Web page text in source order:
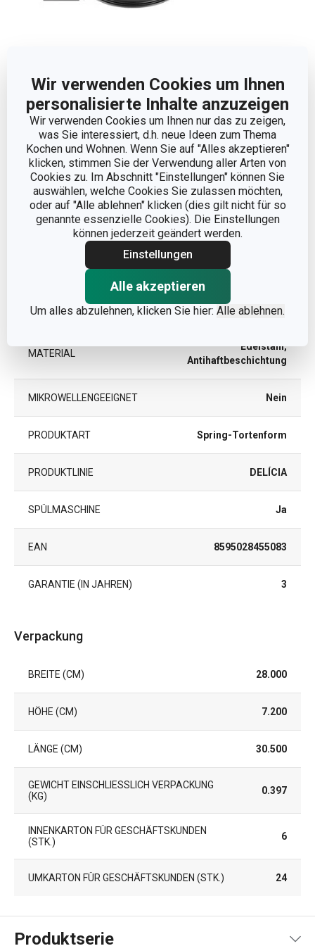
Wir verwenden Cookies um Ihnen
personalisierte Inhalte anzuzeigen
Wir verwenden Cookies um Ihnen nur das zu zeigen,
was Sie interessiert, d.h. neue Ideen zum Thema
Kochen und Wohnen. Wenn Sie auf "Alles akzeptieren"
klicken, stimmen Sie der Verwendung aller Arten von
Cookies zu. Im Abschnitt "Einstellungen" können Sie
auswählen, welche Cookies Sie zulassen möchten,
oder auf "Alle ablehnen" klicken (dies gilt nicht für so
genannte essenzielle Cookies). Die Einstellungen
können jederzeit geändert werden.
Einstellungen
Alle akzeptieren
Um alles abzulehnen, klicken Sie hier: Alle ablehnen.
Abmessungen
PRODUKTHÖHE (CM)
DURCHMESSER (CM) 28
Andere Parameter
KATEGORIE Backformen
MATERIAL
Edelstahl,
Antihaftbeschichtung
MIKROWELLENGEEIGNET Nein
PRODUKTART Spring-Tortenform
PRODUKTLINIE DELÍCIA
SPÜLMASCHINE Ja
EAN 8595028455083
GARANTIE (IN JAHREN) 3
Verpackung
BREITE (CM) 28.000
HÖHE (CM) 7.200
LÄNGE (CM) 30.500
GEWICHT EINSCHLIESSLICH VERPACKUNG (
KG)
0.397
INNENKARTON FÜR GESCHÄFTSKUNDEN
(STK.)
6
UMKARTON FÜR GESCHÄFTSKUNDEN (STK.) 24
Produktserie